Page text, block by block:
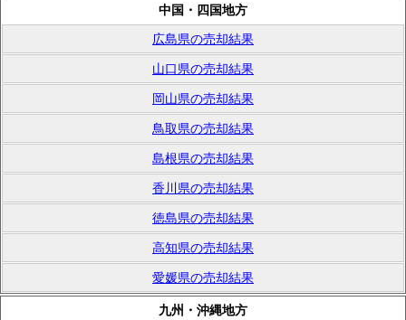
中国・四国地方
広島県の売却結果
山口県の売却結果
岡山県の売却結果
鳥取県の売却結果
島根県の売却結果
香川県の売却結果
徳島県の売却結果
高知県の売却結果
愛媛県の売却結果
九州・沖縄地方